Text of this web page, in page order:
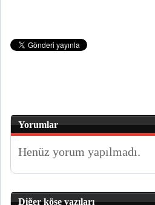
Yorumlar
Henüz yorum yapılmadı.
Diğer köşe yazıları